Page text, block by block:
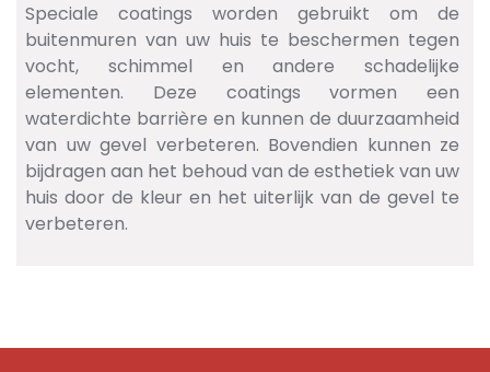
Speciale coatings worden gebruikt om de
buitenmuren van uw huis te beschermen tegen
vocht, schimmel en andere schadelijke
elementen. Deze coatings vormen een
waterdichte barrière en kunnen de duurzaamheid
van uw gevel verbeteren. Bovendien kunnen ze
bijdragen aan het behoud van de esthetiek van uw
huis door de kleur en het uiterlijk van de gevel te
verbeteren.